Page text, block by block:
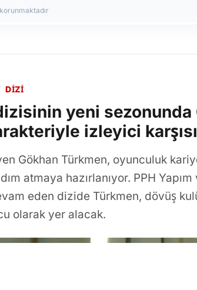
DIZI
yeni sezonunda
izleyici
Gökhan Türkmen, oyunculuk
atmaya hazırlanıyor. PPH
eden dizide Türkmen, dövüş
olarak yer alacak.